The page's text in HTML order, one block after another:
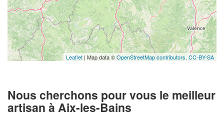
Leaflet | Map data ©OpenStreetMap contributors, CC-BY-SA
Nous cherchons pour vous le meilleur
artisan à Aix-les-Bains